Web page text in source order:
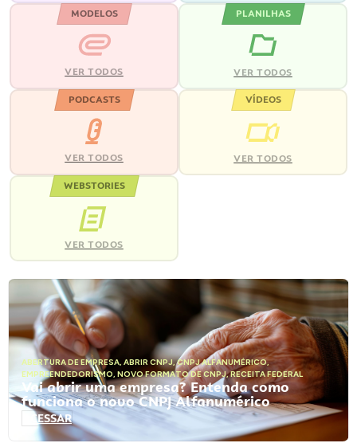
MODELOS
VER TODOS
PLANILHAS
VER TODOS
PODCASTS
VER TODOS
VÍDEOS
VER TODOS
WEBSTORIES
VER TODOS
ABERTURA DE EMPRESA, ABRIR CNPJ,CNPJ ALFANUMÉRICO,
EMPREENDEDORISMO, NOVO FORMATO DE CNPJ,RECEITA FEDERAL
Vai abrir uma empresa? Entenda como
funciona o novo CNPJ Alfanumérico
ACESSAR